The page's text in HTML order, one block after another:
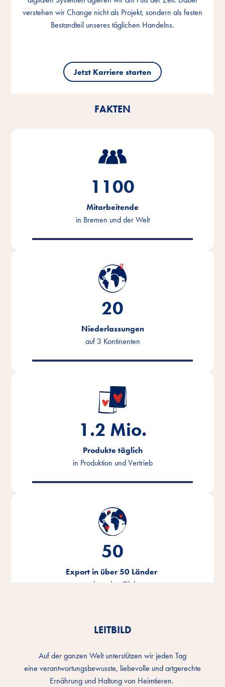
verstehen wir Change nicht als Projekt, sondern als festen
Bestandteil unseres täglichen Handelns.
Jetzt Karriere starten
verstehen wir Change nicht als Projekt, sondern als festen
Bestandteil unseres täglichen Handelns.
Jetzt Karriere starten
verstehen wir Change nicht als Projekt, sondern als festen
Bestandteil unseres täglichen Handelns.
Jetzt Karriere starten
FAKTEN
1100
Mitarbeitende
in Bremen und der Welt
20
Niederlassungen
auf 3 Kontinenten
1.2 Mio.
Produkte täglich
in Produktion und Vertrieb
50
Export in über 50 Länder
rund um den Globus
LEITBILD
Auf der ganzen Welt unterstützen wir jeden Tag
eine verantwortungsbewusste, liebevolle und artgerechte
Ernährung und Haltung von Heimtieren.